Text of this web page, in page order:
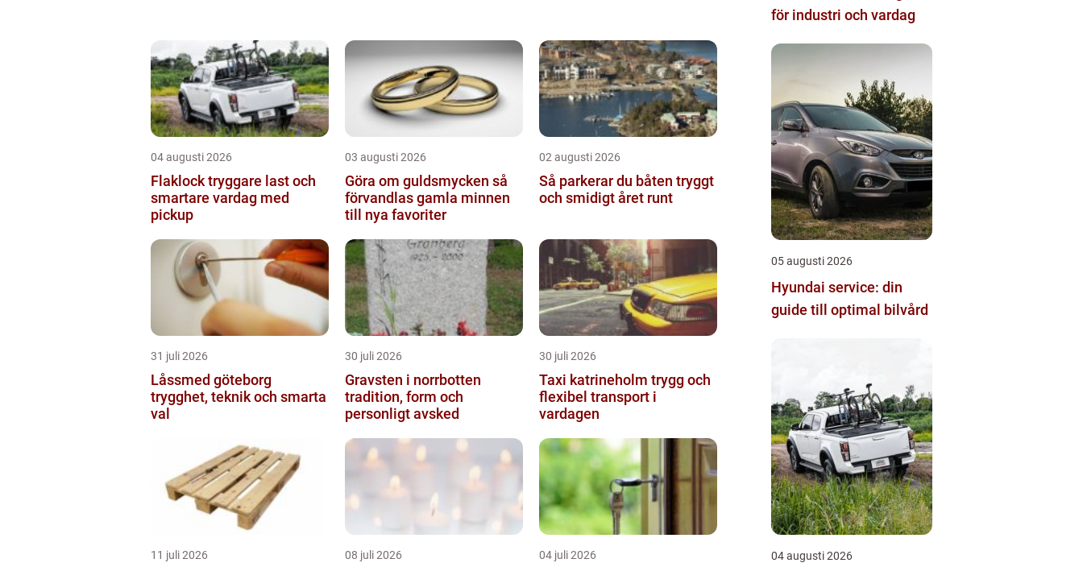
04 augusti 2026
Flaklock tryggare last och
smartare vardag med
pickup
03 augusti 2026
Göra om guldsmycken så
förvandlas gamla minnen
till nya favoriter
02 augusti 2026
Så parkerar du båten tryggt
och smidigt året runt
31 juli 2026
Låssmed göteborg
trygghet, teknik och smarta
val
30 juli 2026
Gravsten i norrbotten
tradition, form och
personligt avsked
30 juli 2026
Taxi katrineholm trygg och
flexibel transport i
vardagen
11 juli 2026 08 juli 2026 04 juli 2026
för industri och vardag
05 augusti 2026
Hyundai service: din
guide till optimal bilvård
04 augusti 2026